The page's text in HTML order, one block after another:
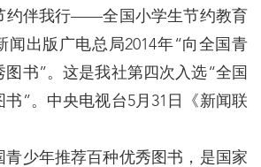
伴我行——全国小学生节约教育
闻出版广电总局2014年“向全国青
图书”。这是我社第四次入选“全国
”。中央电视台5月31日《新闻联
少年推荐百种优秀图书，是国家